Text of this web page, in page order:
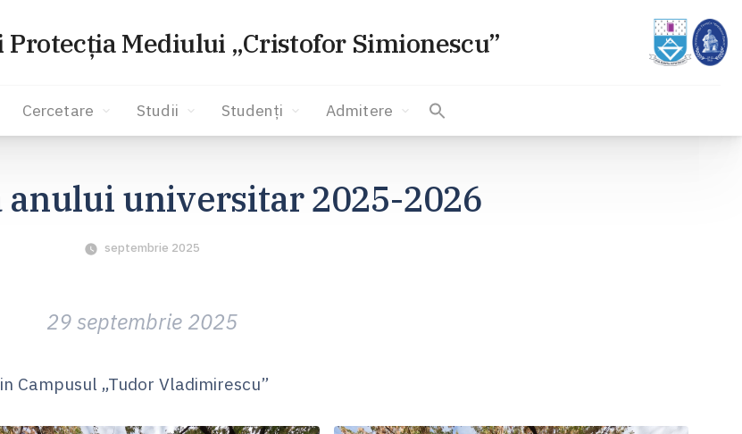
Mediului „Cristofor Simionescu”
Cercetare Studii Studenți Admitere
anului universitar 2025-2026
septembrie 2025
29 septembrie 2025
Campusul „Tudor Vladimirescu”